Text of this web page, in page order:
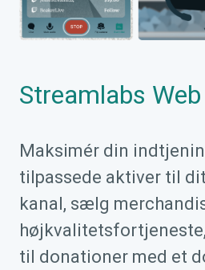
Streamlabs
Maksimér din
tilpassede aktiver til
kanal, sælg
til donationer med et